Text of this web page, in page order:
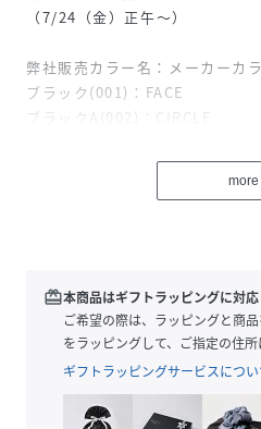
（7/24（金）正午～）
弊社販売カラー名：メーカーカ
ブラック(001)：FACE
ブラックA(002)：CIRCLE
たくさんのリクエストありがと
完売していたミッキーポーチが
高級感ある合皮素材に、ブラッ
ームやキーリングとしても使え
リップや小物、アクセサリーの
ズ感。
ブラック
more
redeem本商品はギフトラッピングに対応
ご希望の際は、ラッピングと商
をラッピングして、ご指定の住所
ギフトラッピングサービスにつ